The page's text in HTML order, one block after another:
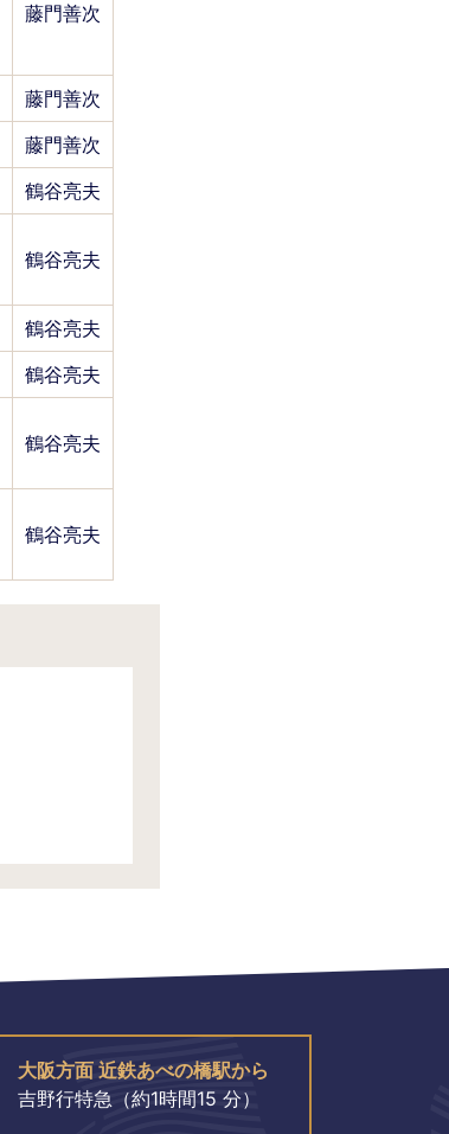
藤門善次
藤門善次
藤門善次
鶴谷亮夫
鶴谷亮夫
鶴谷亮夫
鶴谷亮夫
鶴谷亮夫
鶴谷亮夫
大阪方面 近鉄あべの橋駅から
吉野行特急（約1時間15 分）